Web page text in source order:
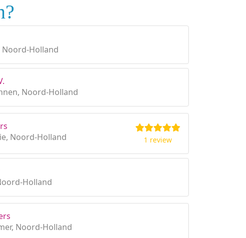
Noord-Holland
Noord-Holland
Noord-Holland
1 review
Holland
Noord-Holland